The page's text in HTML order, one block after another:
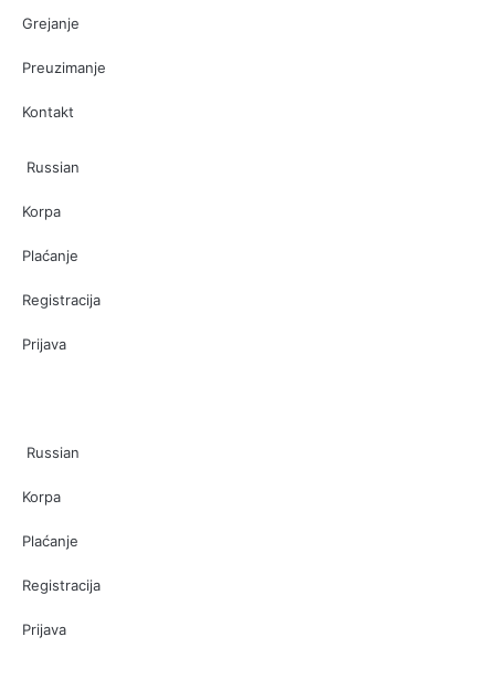
Grejanje
Preuzimanje
Kontakt
Russian
Korpa
Plaćanje
Registracija
Prijava
Russian
Korpa
Plaćanje
Registracija
Prijava